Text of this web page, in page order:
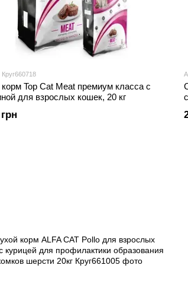
Круг660718
Top Cat Meat премиум класса с
для взрослых кошек, 20 кг